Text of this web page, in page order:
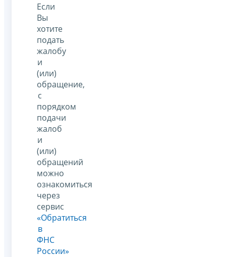
Если
Вы
хотите
подать
жалобу
и
(или)
обращение,
с
порядком
подачи
жалоб
и
(или)
обращений
можно
ознакомиться
через
сервис
«Обратиться
в
ФНС
России»